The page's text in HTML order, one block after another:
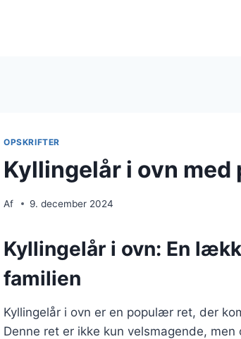
OPSKRIFTER
Kyllingelår i ovn
Af 9. december 2024
Kyllingelår i ovn: En
familien
Kyllingelår i ovn er en populær ret, der
Denne ret er ikke kun velsmagende,